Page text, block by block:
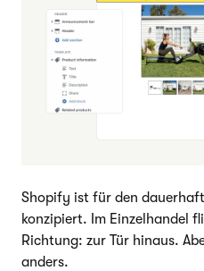
Shopify ist für den
konzipiert. Im Einzelhandel
Richtung: zur Tür hinaus.
anders.